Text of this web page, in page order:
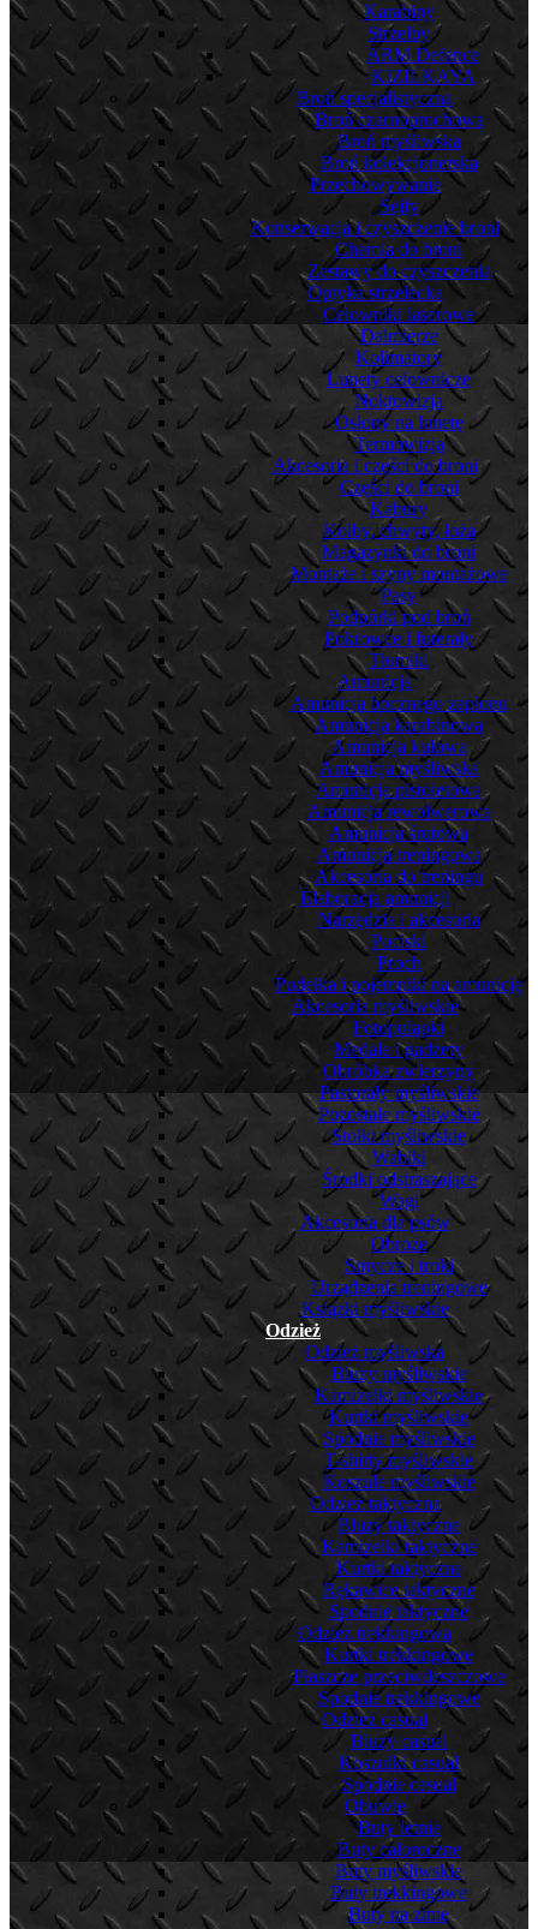
Karabiny
Strzelby
ARM Defence
KIZILKAYA
Broń specjalistyczna
Broń czarnoprochowa
Broń myśliwska
Broń kolekcjonerska
Przechowywanie
Sejfy
Konserwacja i czyszczenie broni
Chemia do broni
Zestawy do czyszczenia
Optyka strzelecka
Celowniki laserowe
Dalmierze
Kolimatory
Lunety celownicze
Noktowizja
Osłony na lunetę
Termowizja
Akcesoria i części do broni
Części do broni
Kabury
Kolby, chwyty, łoża
Magazynki do broni
Montaże i szyny montażowe
Pasy
Podpórki pod broń
Pokrowce i futerały
Tłumiki
Amunicja
Amunicja bocznego zapłonu
Amunicja karabinowa
Amunicja kulowa
Amunicja myśliwska
Amunicja pistoletowa
Amunicja rewolwerowa
Amunicja śrutowa
Amunicja treningowa
Akcesoria do treningu
Elaboracja amunicji
Narzędzia i akcesoria
Pociski
Proch
Pudełka i pojemniki na amunicję
Akcesoria myśliwskie
Fotopułapki
Medale i gadżety
Obróbka zwierzyny
Pastorały myśliwskie
Pozostałe myśliwskie
Stołki myśliwskie
Wabiki
Środki odstraszające
Wagi
Akcesoria dla psów
Obroże
Smycze i troki
Urządzenia treningowe
Książki myśliwskie
Odzież
Odzież myśliwska
Bluzy myśliwskie
Kamizelki myśliwskie
Kurtki myśliwskie
Spodnie myśliwskie
T-shirty myśliwskie
Koszule myśliwskie
Odzież taktyczna
Bluzy taktyczne
Kamizelki taktyczne
Kurtki taktyczne
Rękawice taktyczne
Spodnie taktyczne
Odzież trekkingowa
Kurtki trekkingowe
Płaszcze przeciwdeszczowe
Spodnie trekkingowe
Odzież casual
Bluzy casual
Koszulki casual
Spodnie casual
Obuwie
Buty letnie
Buty całoroczne
Buty myśliwskie
Buty trekkingowe
Buty na zimę